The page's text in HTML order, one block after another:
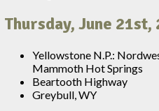
Thursday, June 21st,
Yellowstone N.P.:
Mammoth Hot Springs
Beartooth Highway
Greybull, WY